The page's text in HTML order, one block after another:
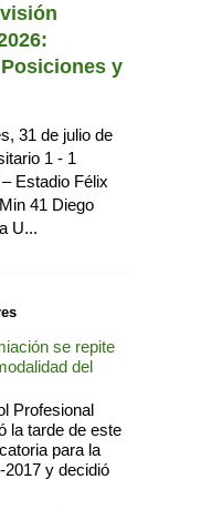
y
31 de julio de
1 - 1
Estadio Félix
41 Diego
U...
se repite
del
Profesional
la tarde de este
para la
2017 y decidió